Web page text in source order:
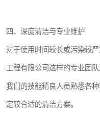
四、深度清洁与专业维护
对于使用时间较长或污染较
工程有限公司这样的专业团队
我们的技能精良人员熟悉各
定较合适的清洁方案。